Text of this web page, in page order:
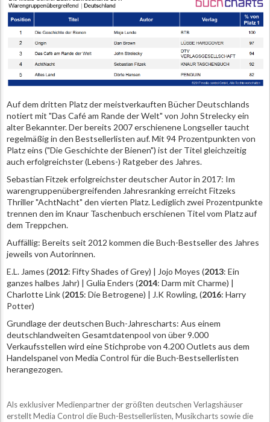
Auf dem dritten Platz der meistverkauften Bücher Deutschlands
notiert mit "Das Café am Rande der Welt" von John Strelecky ein
alter Bekannter. Der bereits 2007 erschienene Longseller taucht
regelmäßig in den Bestsellerlisten auf. Mit 94 Prozentpunkten von
Platz eins ("Die Geschichte der Bienen") ist der Titel gleichzeitig
auch erfolgreichster (Lebens-) Ratgeber des Jahres.
Sebastian Fitzek erfolgreichster deutscher Autor in 2017: Im
warengruppenübergreifenden Jahresranking erreicht Fitzeks
Thriller "AchtNacht" den vierten Platz. Lediglich zwei Prozentpunkte
trennen den im Knaur Taschenbuch erschienen Titel vom Platz auf
dem Treppchen.
Auffällig: Bereits seit 2012 kommen die Buch-Bestseller des Jahres
jeweils von Autorinnen.
E.L. James (2012: Fifty Shades of Grey) | Jojo Moyes (2013: Ein
ganzes halbes Jahr) | Gulia Enders (2014: Darm mit Charme) |
Charlotte Link (2015: Die Betrogene) | J.K Rowling, (2016: Harry
Potter)
Grundlage der deutschen Buch-Jahrescharts: Aus einem
deutschlandweiten Gesamtdatenpool von über 9.000
Verkaufsstellen wird eine Stichprobe von 4.200 Outlets aus dem
Handelspanel von Media Control für die Buch-Bestsellerlisten
herangezogen.
Als exklusiver Medienpartner der größten deutschen Verlagshäuser
erstellt Media Control die Buch-Bestsellerlisten, Musikcharts sowie die